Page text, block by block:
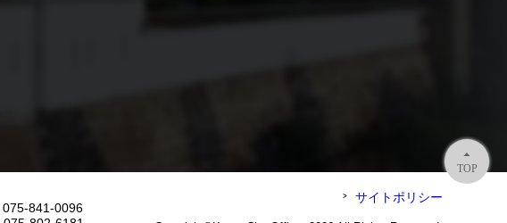
TOP
075-841-0096
サイトポリシー